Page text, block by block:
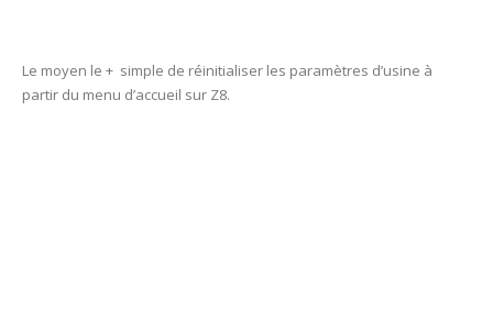
Le moyen le + simple de réinitialiser les paramètres d’usine à
partir du menu d’accueil sur Z8.